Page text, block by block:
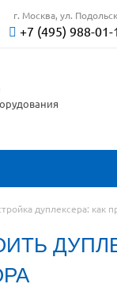
г. Москва, ул.
+7 (495) 988-01-
дуплексера: как